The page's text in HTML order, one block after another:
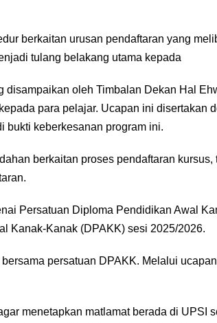
berkaitan urusan pendaftaran yang
tulang belakang utama kepada
oleh Timbalan Dekan Hal
para pelajar. Ucapan ini
bukti keberkesanan program ini.
berkaitan proses pendaftaran
Persatuan Diploma Pendidikan Awal
Kanak-Kanak (DPAKK) sesi 2025/2026.
persatuan DPAKK. Melalui
menetapkan matlamat berada di